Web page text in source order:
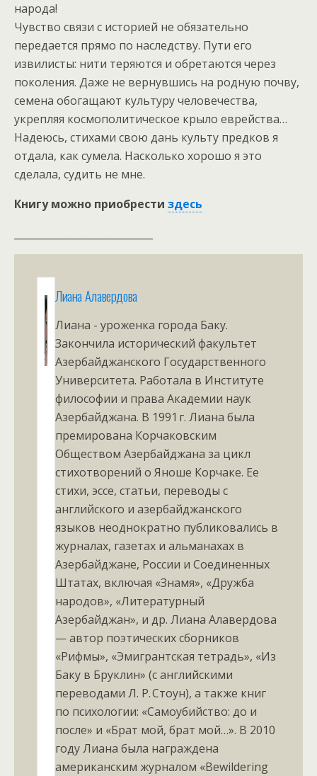
народа!
Чувство связи с историей не обязательно
передается прямо по наследству. Пути его
извилисты: нити теряются и обретаются через
поколения. Даже не вернувшись на родную почву,
семена обогащают культуру человечества,
укрепляя космополитическое крыло еврейства…
Надеюсь, стихами свою дань культу предков я
отдала, как сумела. Насколько хорошо я это
сделала, судить не мне.
Книгу можно приобрести здесь
Лиана Алавердова
Лиана - уроженка города Баку.
Закончила исторический факультет
Азербайджанского Государственного
Университета. Работала в Институте
философии и права Академии наук
Азербайджана. В 1991 г. Лиана была
премирована Корчаковским
Обществом Азербайджана за цикл
стихотворений о Яноше Корчаке. Ее
стихи, эссе, статьи, переводы с
английского и азербайджанского
языков неоднократно публиковались в
журналах, газетах и альманахах в
Азербайджане, России и Соединенных
Штатах, включая «Знамя», «Дружба
народов», «Литературный
Азербайджан», и др. Лиана Алавердова
— ​автор поэтических сборников
«Рифмы», «Эмигрантская тетрадь», «Из
Баку в Бруклин» (с английскими
переводами Л. Р. Стоун), а также книг
по психологии: «Самоубийство: до и
после» и «Брат мой, брат мой…». В 2010
году Лиана была награждена
американским журналом «Bewildering